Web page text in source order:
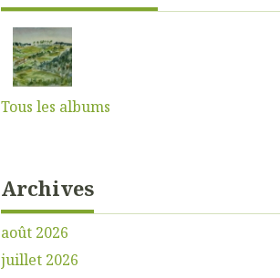
Tous les albums
Archives
août 2026
juillet 2026